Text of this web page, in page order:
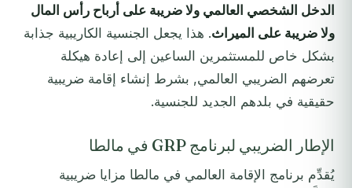
الدخل الشخصي العالمي ولا ضريبة على أرباح رأس المال
ولا ضريبة على الميراث. هذا يجعل الجنسية الكاريبية جذابة
بشكل خاص للمستثمرين الساعين إلى إعادة هيكلة
تعرضهم الضريبي العالمي, بشرط إنشاء إقامة ضريبية
حقيقية في بلدهم الجديد للجنسية.
الإطار الضريبي لبرنامج GRP في مالطا
يُقدِّم برنامج الإقامة العالمي في مالطا مزايا ضريبية